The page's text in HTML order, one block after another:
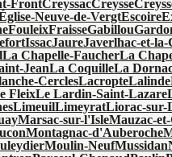
FrontCreyssacCreysse
Neuve-de-VergtEscoire
FouleixFraisseGabillou
IssacJaureJaverlhac-et-
La Chapelle-FaucherLa
JeanLa CoquilleLa
CerclesLacropteLalinde
FleixLe Lardin-Saint-Lazare
LimeuilLimeyratLiorac-sur-
Marsac-sur-l'IsleMauzac-
Montagnac-d'Auberoche
Moulin-NeufMussidan